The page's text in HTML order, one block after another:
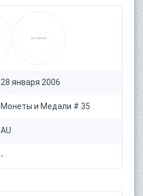
28 января 2006
Монеты и Медали # 35
AU
-